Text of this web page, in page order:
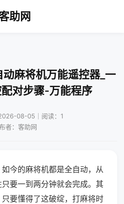
助网
麻将机万能遥控器_一
对步骤-万能程序
08-05｜阅读：1
者：客助网
今的麻将机都是全自动，从
要一到两分钟就会完成。其
要懂得了这破绽，打麻将时